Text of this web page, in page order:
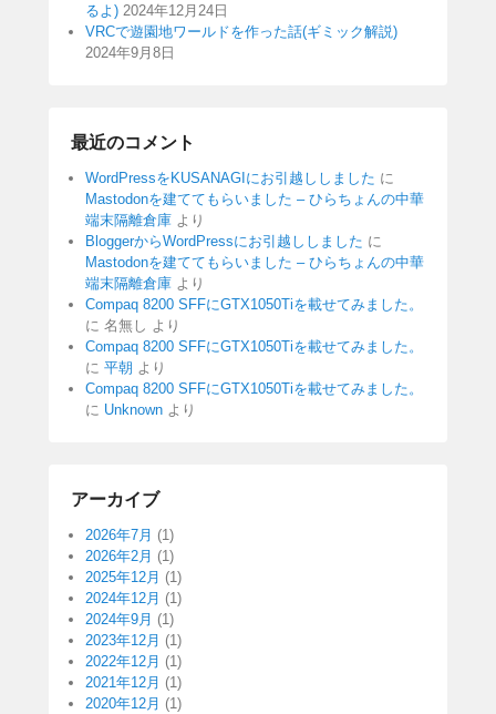
るよ) 2024年12月24日
VRCで遊園地ワールドを作った話(ギミック解説)
2024年9月8日
最近のコメント
WordPressをKUSANAGIにお引越ししました に
Mastodonを建ててもらいました – ひらちょんの中華
端末隔離倉庫 より
BloggerからWordPressにお引越ししました に
Mastodonを建ててもらいました – ひらちょんの中華
端末隔離倉庫 より
Compaq 8200 SFFにGTX1050Tiを載せてみました。
に 名無し より
Compaq 8200 SFFにGTX1050Tiを載せてみました。
に 平朝 より
Compaq 8200 SFFにGTX1050Tiを載せてみました。
に Unknown より
アーカイブ
2026年7月 (1)
2026年2月 (1)
2025年12月 (1)
2024年12月 (1)
2024年9月 (1)
2023年12月 (1)
2022年12月 (1)
2021年12月 (1)
2020年12月 (1)